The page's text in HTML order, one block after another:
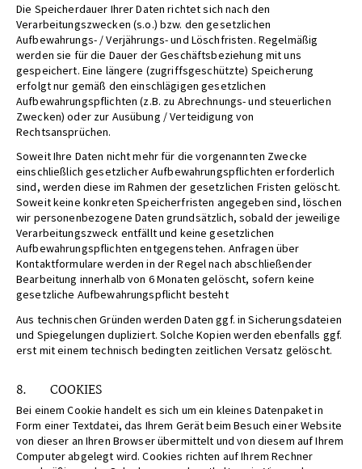
Die Speicherdauer Ihrer Daten richtet sich nach den
Verarbeitungszwecken (s.o.) bzw. den gesetzlichen
Aufbewahrungs- / Verjährungs- und Löschfristen. Regelmäßig
werden sie für die Dauer der Geschäftsbeziehung mit uns
gespeichert. Eine längere (zugriffsgeschützte) Speicherung
erfolgt nur gemäß den einschlägigen gesetzlichen
Aufbewahrungspflichten (z.B. zu Abrechnungs- und steuerlichen
Zwecken) oder zur Ausübung / Verteidigung von
Rechtsansprüchen.
Soweit Ihre Daten nicht mehr für die vorgenannten Zwecke
einschließlich gesetzlicher Aufbewahrungspflichten erforderlich
sind, werden diese im Rahmen der gesetzlichen Fristen gelöscht.
Soweit keine konkreten Speicherfristen angegeben sind, löschen
wir personenbezogene Daten grundsätzlich, sobald der jeweilige
Verarbeitungszweck entfällt und keine gesetzlichen
Aufbewahrungspflichten entgegenstehen. Anfragen über
Kontaktformulare werden in der Regel nach abschließender
Bearbeitung innerhalb von 6 Monaten gelöscht, sofern keine
gesetzliche Aufbewahrungspflicht besteht
Aus technischen Gründen werden Daten ggf. in Sicherungsdateien
und Spiegelungen dupliziert. Solche Kopien werden ebenfalls ggf.
erst mit einem technisch bedingten zeitlichen Versatz gelöscht.
8. COOKIES
Bei einem Cookie handelt es sich um ein kleines Datenpaket in
Form einer Textdatei, das Ihrem Gerät beim Besuch einer Website
von dieser an Ihren Browser übermittelt und von diesem auf Ihrem
Computer abgelegt wird. Cookies richten auf Ihrem Rechner